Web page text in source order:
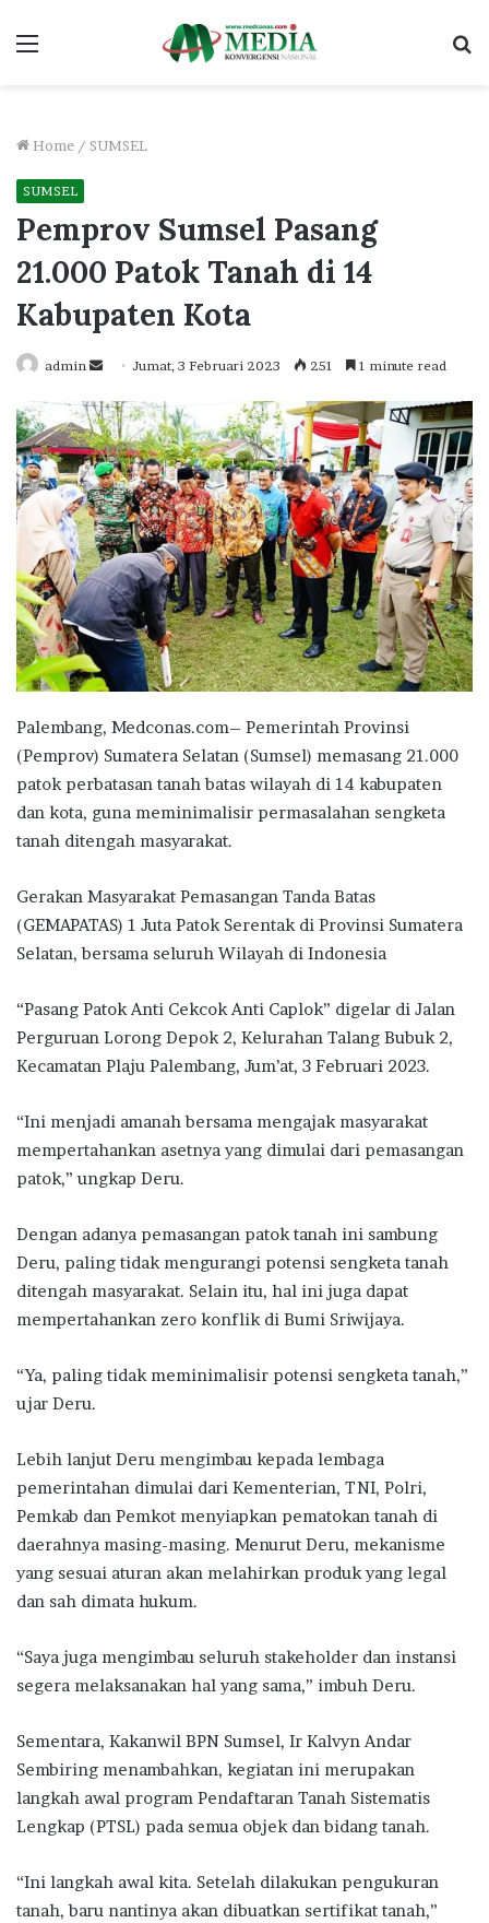
Menu
Home / SUMSEL
SUMSEL
Pemprov Sumsel Pasang
21.000 Patok Tanah di 14
Kabupaten Kota
admin
Send
email
Jumat, 3 Februari 2023 251 1 minute read
Palembang, Medconas.com– Pemerintah Provinsi
(Pemprov) Sumatera Selatan (Sumsel) memasang 21.000
patok perbatasan tanah batas wilayah di 14 kabupaten
dan kota, guna meminimalisir permasalahan sengketa
tanah ditengah masyarakat.
Gerakan Masyarakat Pemasangan Tanda Batas
(GEMAPATAS) 1 Juta Patok Serentak di Provinsi Sumatera
Selatan, bersama seluruh Wilayah di Indonesia
“Pasang Patok Anti Cekcok Anti Caplok” digelar di Jalan
Perguruan Lorong Depok 2, Kelurahan Talang Bubuk 2,
Kecamatan Plaju Palembang, Jum’at, 3 Februari 2023.
“Ini menjadi amanah bersama mengajak masyarakat
mempertahankan asetnya yang dimulai dari pemasangan
patok,” ungkap Deru.
Dengan adanya pemasangan patok tanah ini sambung
Deru, paling tidak mengurangi potensi sengketa tanah
ditengah masyarakat. Selain itu, hal ini juga dapat
mempertahankan zero konflik di Bumi Sriwijaya.
“Ya, paling tidak meminimalisir potensi sengketa tanah,”
ujar Deru.
Lebih lanjut Deru mengimbau kepada lembaga
pemerintahan dimulai dari Kementerian, TNI, Polri,
Pemkab dan Pemkot menyiapkan pematokan tanah di
daerahnya masing-masing. Menurut Deru, mekanisme
yang sesuai aturan akan melahirkan produk yang legal
dan sah dimata hukum.
“Saya juga mengimbau seluruh stakeholder dan instansi
segera melaksanakan hal yang sama,” imbuh Deru.
Sementara, Kakanwil BPN Sumsel, Ir Kalvyn Andar
Sembiring menambahkan, kegiatan ini merupakan
langkah awal program Pendaftaran Tanah Sistematis
Lengkap (PTSL) pada semua objek dan bidang tanah.
“Ini langkah awal kita. Setelah dilakukan pengukuran
tanah, baru nantinya akan dibuatkan sertifikat tanah,”